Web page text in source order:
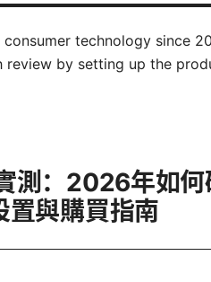
technology since
review by setting up the
測：2026年如
置與購買指南